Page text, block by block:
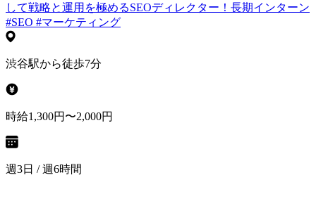
して戦略と運用を極めるSEOディレクター！長期インターン
#SEO #マーケティング
渋谷駅から徒歩7分
時給1,300円〜2,000円
週3日 / 週6時間